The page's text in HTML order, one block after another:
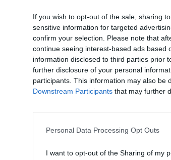
If you wish to opt-out of the sale, sharing
sensitive information for targeted
confirm your selection. Please note that
continue seeing interest-based ads based
information disclosed to third parties prior
further disclosure of your personal
participants. This information may also be
Downstream Participants that may further
Personal Data Processing Opt Outs
I want to opt-out of the Sharing of my